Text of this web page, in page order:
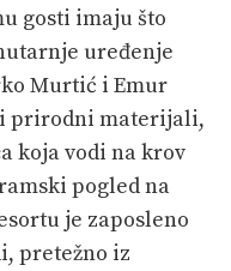
gosti imaju što
uređenje
Murtić i Emur
prirodni materijali,
koja vodi na krov
pogled na
je zaposleno
pretežno iz